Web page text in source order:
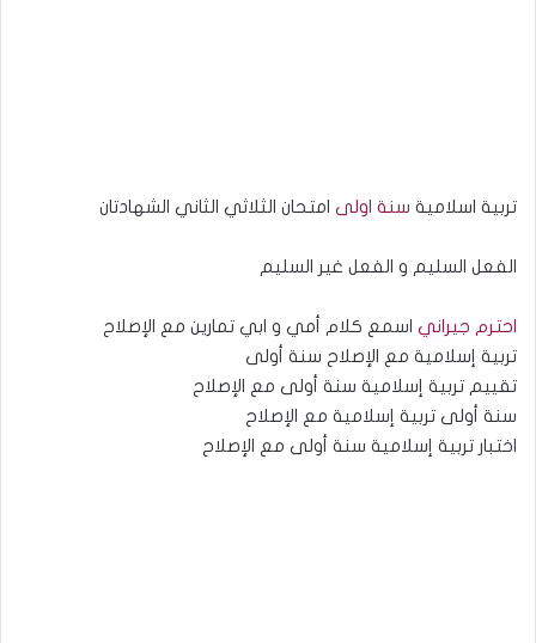
تربية اسلامية سنة اولى امتحان الثلاثي الثاني الشهادتان
الفعل السليم و الفعل غير السليم
احترم جيراني اسمع كلام أمي و ابي تمارين مع الإصلاح
تربية إسلامية مع الإصلاح سنة أولى
تقييم تربية إسلامية سنة أولى مع الإصلاح
سنة أولى تربية إسلامية مع الإصلاح
اختبار تربية إسلامية سنة أولى مع الإصلاح